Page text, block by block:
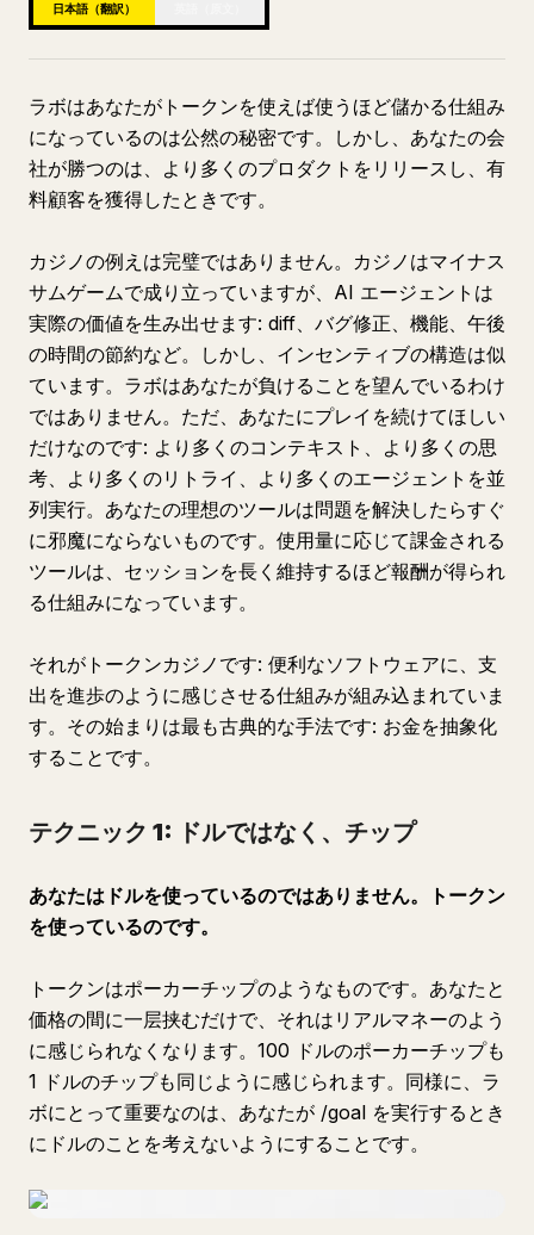
日本語（翻訳）
ラボはあなたがトークンを使えば使うほど儲かる仕組み
になっているのは公然の秘密です。しかし、あなたの会
社が勝つのは、より多くのプロダクトをリリースし、有
料顧客を獲得したときです。
カジノの例えは完璧ではありません。カジノはマイナス
サムゲームで成り立っていますが、AI エージェントは
実際の価値を生み出せます: diff、バグ修正、機能、午後
の時間の節約など。しかし、インセンティブの構造は似
ています。ラボはあなたが負けることを望んでいるわけ
ではありません。ただ、あなたにプレイを続けてほしい
だけなのです: より多くのコンテキスト、より多くの思
考、より多くのリトライ、より多くのエージェントを並
列実行。あなたの理想のツールは問題を解決したらすぐ
に邪魔にならないものです。使用量に応じて課金される
ツールは、セッションを長く維持するほど報酬が得られ
る仕組みになっています。
それがトークンカジノです: 便利なソフトウェアに、支
出を進歩のように感じさせる仕組みが組み込まれていま
す。その始まりは最も古典的な手法です: お金を抽象化
することです。
テクニック 1: ドルではなく、チップ
あなたはドルを使っているのではありません。トークン
を使っているのです。
トークンはポーカーチップのようなものです。あなたと
価格の間に一层挟むだけで、それはリアルマネーのよう
に感じられなくなります。100 ドルのポーカーチップも
1 ドルのチップも同じように感じられます。同様に、ラ
ボにとって重要なのは、あなたが /goal を実行するとき
にドルのことを考えないようにすることです。